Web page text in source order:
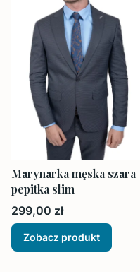
Marynarka męska szara
pepitka slim
Cena
299,00 zł
Zobacz produkt